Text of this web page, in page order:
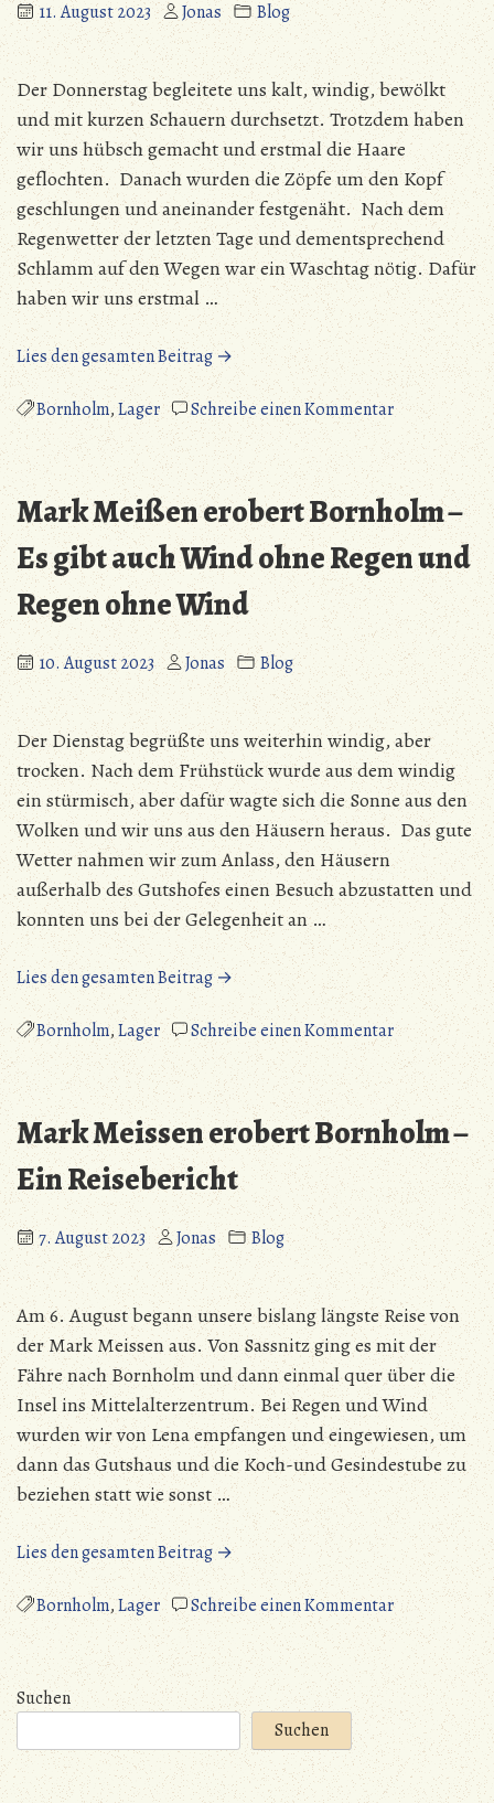
Tanzkaffee
11. August 2023 Jonas Blog
Der Donnerstag begleitete uns kalt, windig, bewölkt
und mit kurzen Schauern durchsetzt. Trotzdem haben
wir uns hübsch gemacht und erstmal die Haare
geflochten. Danach wurden die Zöpfe um den Kopf
geschlungen und aneinander festgenäht. Nach dem
Regenwetter der letzten Tage und dementsprechend
Schlamm auf den Wegen war ein Waschtag nötig. Dafür
haben wir uns erstmal …
Lies den gesamten Beitrag →„Mark
Meissen
erobert
Bornholm
–
Haushaltstage“
Bornholm,Lager Schreibe einen Kommentarzu
Mark
Meissen
erobert
Bornholm
–
Mark Meißen erobert Bornholm –
Es gibt auch Wind ohne Regen und
Regen ohne Wind
10. August 2023 Jonas Blog
Der Dienstag begrüßte uns weiterhin windig, aber
trocken. Nach dem Frühstück wurde aus dem windig
ein stürmisch, aber dafür wagte sich die Sonne aus den
Wolken und wir uns aus den Häusern heraus. Das gute
Wetter nahmen wir zum Anlass, den Häusern
außerhalb des Gutshofes einen Besuch abzustatten und
konnten uns bei der Gelegenheit an …
Lies den gesamten Beitrag →„Mark
Meißen
erobert
Bornholm
–
Es
gibt
auch
Wind
ohne
Regen
und
Regen
ohne
Wind“
Bornholm,Lager Schreibe einen Kommentarzu
Mark
Meißen
erobert
Bornholm
–
Es
gibt
auch
Wind
ohne
Regen
und
Regen
ohne
Wind
Mark Meissen erobert Bornholm –
Ein Reisebericht
7. August 2023 Jonas Blog
Am 6. August begann unsere bislang längste Reise von
der Mark Meissen aus. Von Sassnitz ging es mit der
Fähre nach Bornholm und dann einmal quer über die
Insel ins Mittelalterzentrum. Bei Regen und Wind
wurden wir von Lena empfangen und eingewiesen, um
dann das Gutshaus und die Koch-und Gesindestube zu
beziehen statt wie sonst …
Lies den gesamten Beitrag →„Mark
Meissen
erobert
Bornholm
–
Ein
Reisebericht“
Bornholm,Lager Schreibe einen Kommentarzu
Mark
Meissen
erobert
Bornholm
–
Ein
Reisebericht
Suchen
Suchen